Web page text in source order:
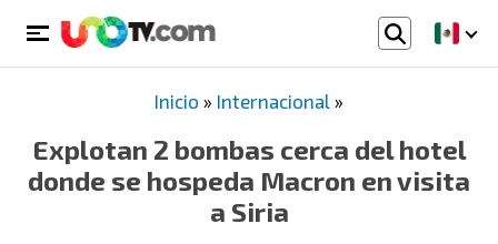
Inicio » Internacional »
Explotan 2 bombas cerca del hotel
donde se hospeda Macron en visita
a Siria